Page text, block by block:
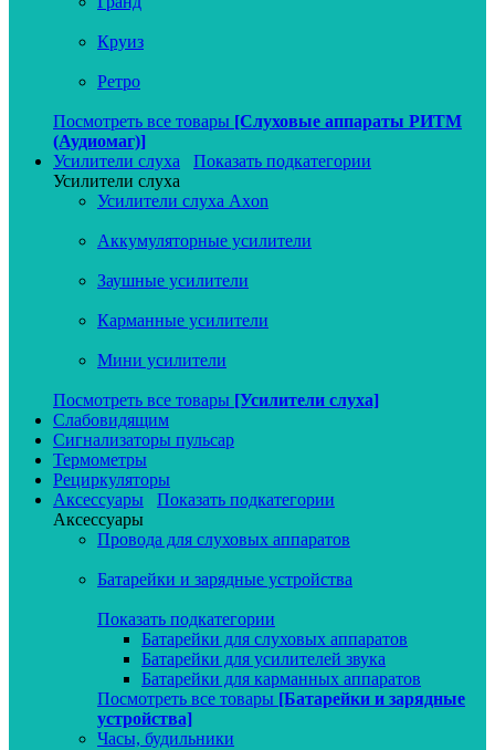
Круиз
Ретро
Посмотреть все товары [Слуховые аппараты РИТМ
(Аудиомаг)]
Усилители слуха
Показать подкатегории
Усилители слуха
Усилители слуха Axon
Аккумуляторные усилители
Заушные усилители
Карманные усилители
Мини усилители
Посмотреть все товары [Усилители слуха]
Слабовидящим
Сигнализаторы пульсар
Термометры
Рециркуляторы
Аксессуары
Показать подкатегории
Аксессуары
Провода для слуховых аппаратов
Батарейки и зарядные устройства
Показать подкатегории
Батарейки для слуховых аппаратов
Батарейки для усилителей звука
Батарейки для карманных аппаратов
Посмотреть все товары [Батарейки и зарядные
устройства]
Часы, будильники